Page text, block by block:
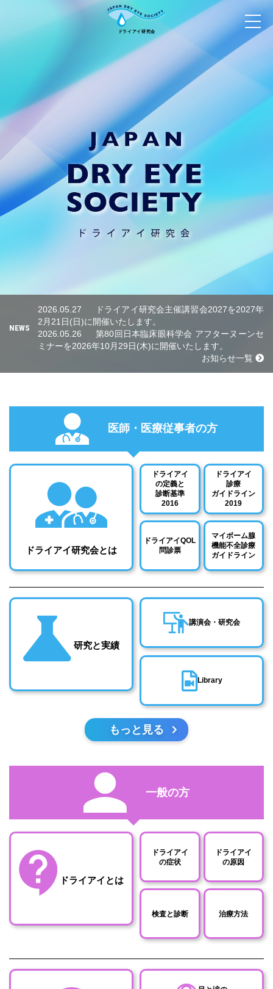
NEWS
2026.05.27
ドライアイ研究会主催講習会2027を2027年
2月21日(日)に開催いたします。
2026.05.26
第80回日本臨床眼科学会 アフターヌーンセ
ミナーを2026年10月29日(木)に開催いたします。
お知らせ一覧
医師・医療従事者の方
ドライアイ研究会とは
ドライアイ
の定義と
診断基準
2016
ドライアイ
診療
ガイドライン
2019
ドライアイQOL
問診票
マイボーム腺
機能不全診療
ガイドライン
研究と実績
講演会・研究会
Library
もっと見る
一般の方
ドライアイとは
ドライアイ
の症状
ドライアイ
の原因
検査と診断 治療方法